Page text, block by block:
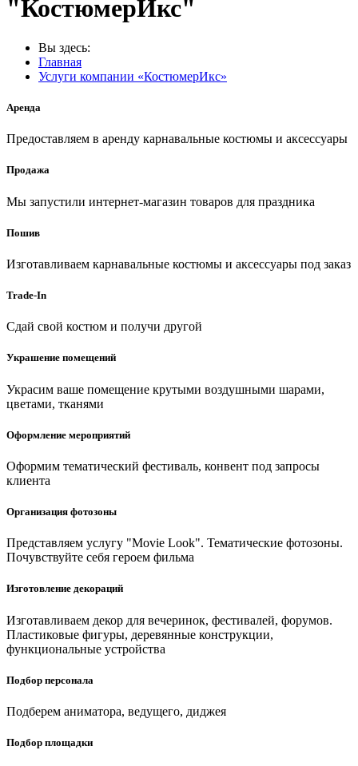
"КостюмерИкс"
Вы здесь:
Главная
Услуги компании «КостюмерИкс»
Аренда
Предоставляем в аренду карнавальные костюмы и аксессуары
Продажа
Мы запустили интернет-магазин товаров для праздника
Пошив
Изготавливаем карнавальные костюмы и аксессуары под заказ
Trade-In
Сдай свой костюм и получи другой
Украшение помещений
Украсим ваше помещение крутыми воздушными шарами,
цветами, тканями
Оформление мероприятий
Оформим тематический фестиваль, конвент под запросы
клиента
Организация фотозоны
Представляем услугу "Movie Look". Тематические фотозоны.
Почувствуйте себя героем фильма
Изготовление декораций
Изготавливаем декор для вечеринок, фестивалей, форумов.
Пластиковые фигуры, деревянные конструкции,
функциональные устройства
Подбор персонала
Подберем аниматора, ведущего, диджея
Подбор площадки